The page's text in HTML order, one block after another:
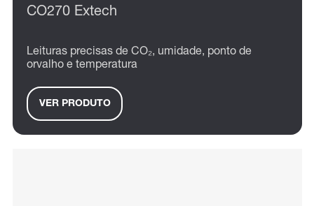
CO270 Extech
Leituras precisas de CO₂, umidade, ponto de
orvalho e temperatura
VER PRODUTO